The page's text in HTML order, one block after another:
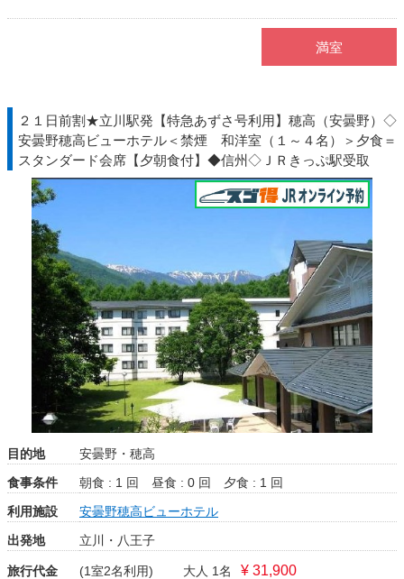
満室
２１日前割★立川駅発【特急あずさ号利用】穂高（安曇野）◇
安曇野穂高ビューホテル＜禁煙 和洋室（１～４名）＞夕食＝
スタンダード会席【夕朝食付】◆信州◇ＪＲきっぷ駅受取
目的地
安曇野・穂高
食事条件
朝食 : 1 回 昼食 : 0 回
夕食 : 1 回
利用施設
安曇野穂高ビューホテル
出発地
立川・八王子
旅行代金 (1室2名利用) 大人 1名 ¥ 31,900